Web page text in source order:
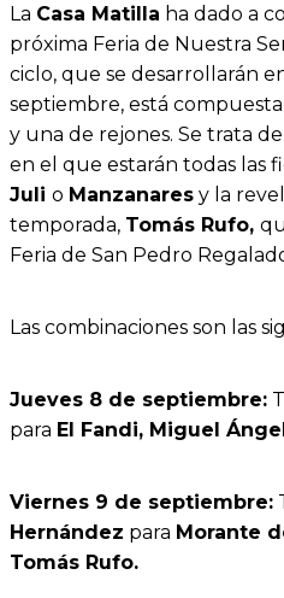
La Casa Matilla ha dado a
próxima Feria de Nuestra
ciclo, que se desarrollarán
septiembre, está
y una de rejones. Se trata
en el que estarán todas las
Juli o Manzanares y la
temporada, Tomás Rufo,
Feria de San Pedro
Las combinaciones son las
Jueves 8 de septiembre:
para El Fandi, Miguel
Viernes 9 de septiembre:
Hernández para Morante
Tomás Rufo.